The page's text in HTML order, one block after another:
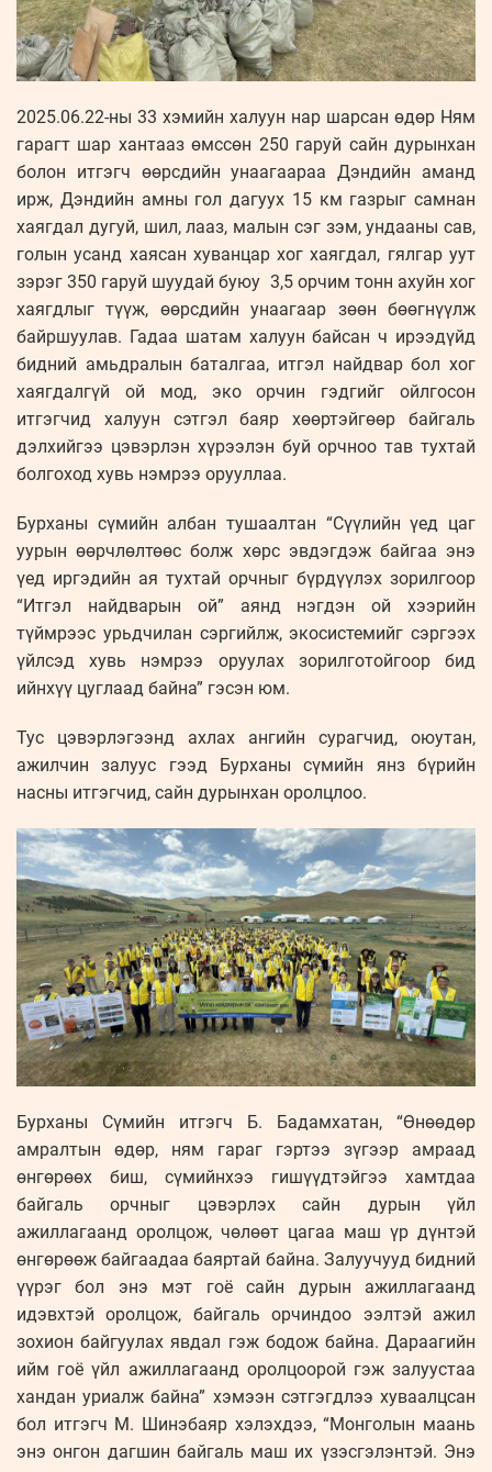
2025.06.22-ны 33 хэмийн халуун нар шарсан өдөр Ням
гарагт шар хантааз өмссөн 250 гаруй сайн дурынхан
болон итгэгч өөрсдийн унаагаараа Дэндийн аманд
ирж, Дэндийн амны гол дагуух 15 км газрыг самнан
хаягдал дугуй, шил, лааз, малын сэг зэм, ундааны сав,
голын усанд хаясан хуванцар хог хаягдал, гялгар уут
зэрэг 350 гаруй шуудай буюу 3,5 орчим тонн ахуйн хог
хаягдлыг түүж, өөрсдийн унаагаар зөөн бөөгнүүлж
байршуулав. Гадаа шатам халуун байсан ч ирээдүйд
бидний амьдралын баталгаа, итгэл найдвар бол хог
хаягдалгүй ой мод, эко орчин гэдгийг ойлгосон
итгэгчид халуун сэтгэл баяр хөөртэйгөөр байгаль
дэлхийгээ цэвэрлэн хүрээлэн буй орчноо тав тухтай
болгоход хувь нэмрээ орууллаа.
Бурханы сүмийн албан тушаалтан “Сүүлийн үед цаг
уурын өөрчлөлтөөс болж хөрс эвдэгдэж байгаа энэ
үед иргэдийн ая тухтай орчныг бүрдүүлэх зорилгоор
“Итгэл найдварын ой” аянд нэгдэн ой хээрийн
түймрээс урьдчилан сэргийлж, экосистемийг сэргээх
үйлсэд хувь нэмрээ оруулах зорилготойгоор бид
ийнхүү цуглаад байна” гэсэн юм.
Тус цэвэрлэгээнд ахлах ангийн сурагчид, оюутан,
ажилчин залуус гээд Бурханы сүмийн янз бүрийн
насны итгэгчид, сайн дурынхан оролцлоо.
Бурханы Сүмийн итгэгч Б. Бадамхатан, “Өнөөдөр
амралтын өдөр, ням гараг гэртээ зүгээр амраад
өнгөрөөх биш, сүмийнхээ гишүүдтэйгээ хамтдаа
байгаль орчныг цэвэрлэх сайн дурын үйл
ажиллагаанд оролцож, чөлөөт цагаа маш үр дүнтэй
өнгөрөөж байгаадаа баяртай байна. Залуучууд бидний
үүрэг бол энэ мэт гоё сайн дурын ажиллагаанд
идэвхтэй оролцож, байгаль орчиндоо ээлтэй ажил
зохион байгуулах явдал гэж бодож байна. Дараагийн
ийм гоё үйл ажиллагаанд оролцоорой гэж залуустаа
хандан уриалж байна” хэмээн сэтгэгдлээ хуваалцсан
бол итгэгч М. Шинэбаяр хэлэхдээ, “Монголын маань
энэ онгон дагшин байгаль маш их үзэсгэлэнтэй. Энэ